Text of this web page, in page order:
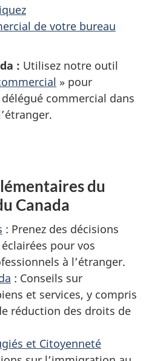
de votre bureau
: Utilisez notre outil
» pour
commercial dans
du
Canada
: Prenez des décisions
pour vos
à l’étranger.
: Conseils sur
et services, y compris
réduction des droits de
et Citoyenneté